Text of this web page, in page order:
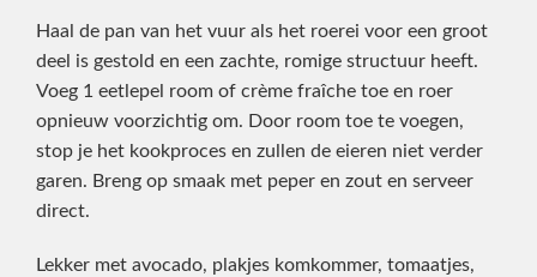
Haal de pan van het vuur als het roerei voor een groot
deel is gestold en een zachte, romige structuur heeft.
Voeg 1 eetlepel room of crème fraîche toe en roer
opnieuw voorzichtig om. Door room toe te voegen,
stop je het kookproces en zullen de eieren niet verder
garen. Breng op smaak met peper en zout en serveer
direct.
Lekker met avocado, plakjes komkommer, tomaatjes,